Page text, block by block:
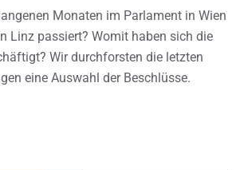
Monaten im Parlament in Wien
Linz passiert? Womit haben sich die
Wir durchforsten die letzten
eine Auswahl der Beschlüsse.